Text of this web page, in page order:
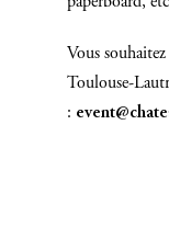
Vous
Toulouse-
: